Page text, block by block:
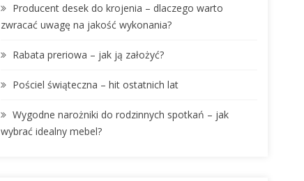
:
Producent desek do krojenia – dlaczego warto
zwracać uwagę na jakość wykonania?
Rabata preriowa – jak ją założyć?
Pościel świąteczna – hit ostatnich lat
Wygodne narożniki do rodzinnych spotkań – jak
wybrać idealny mebel?